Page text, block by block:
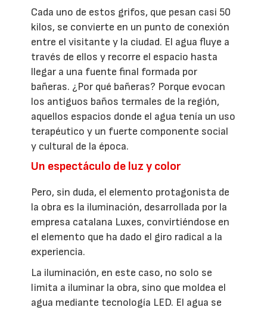
Cada uno de estos grifos, que pesan casi 50
kilos, se convierte en un punto de conexión
entre el visitante y la ciudad. El agua fluye a
través de ellos y recorre el espacio hasta
llegar a una fuente final formada por
bañeras. ¿Por qué bañeras? Porque evocan
los antiguos baños termales de la región,
aquellos espacios donde el agua tenía un uso
terapéutico y un fuerte componente social
y cultural de la época.
Un espectáculo de luz y color
Pero, sin duda, el elemento protagonista de
la obra es la iluminación, desarrollada por la
empresa catalana Luxes, convirtiéndose en
el elemento que ha dado el giro radical a la
experiencia.
La iluminación, en este caso, no solo se
limita a iluminar la obra, sino que moldea el
agua mediante tecnología LED. El agua se